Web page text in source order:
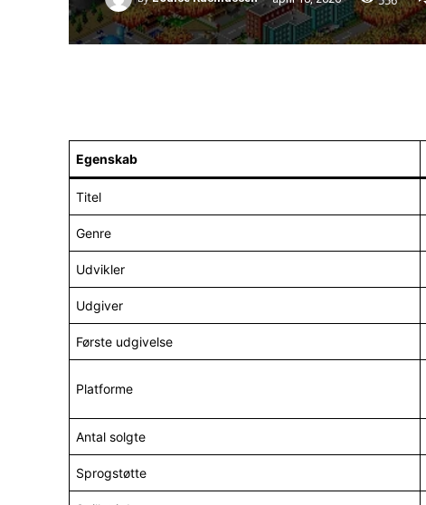
Egenskab
Titel
Genre
Udvikler
Udgiver
Første udgivelse
Platforme
Antal solgte
Sprogstøtte